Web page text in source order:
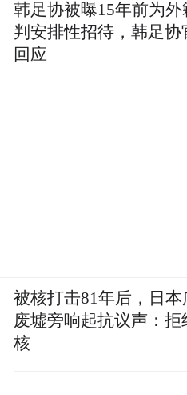
韩足协被曝15年前为外
判安排性招待，韩足协
回应
被核打击81年后，日本
废墟旁响起抗议声：拒
核